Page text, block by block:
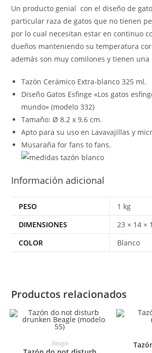
Un producto genial con el diseño de
particular raza de gatos que no tienen
por lo cual necesitan estar en continuo
dueños manteniendo su temperatura
además son muy comilones y tienen
Tazón Cerámico Extra-blanco 325 ml.
Diseño Gatos Esfinge «Los gatos
mundo» (modelo 332)
Tamaño: Ø 8.2 x 9.6 cm.
Apto para su uso en Lavavajillas y
Musaraña for fans to fans.
Información adicional
PESO
1 kg
DIMENSIONES
23 × 14 ×
COLOR
Blanco
Productos relacionados
SELECCIONAR OPCIONES
Beagle